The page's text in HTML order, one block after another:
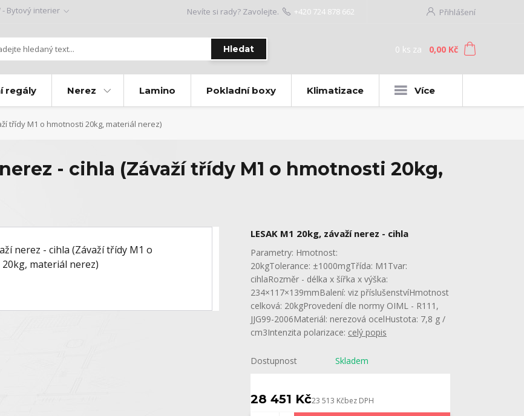
- Bytový interier Přihlášení
Hledat
Nevíte si rady? Zavolejte. +420 724 878 662
0 ks za 0,00 Kč
regály Nerez Lamino Pokladní boxy Klimatizace Více
třídy M1 o hmotnosti 20kg, materiál nerez)
nerez - cihla (Závaží třídy M1 o hmotnosti 20kg,
LESAK M1 20kg, závaží nerez - cihla
Parametry: Hmotnost:
20kgTolerance: ±1000mgTřída: M1Tvar:
cihlaRozměr - délka x šířka x výška:
234×117×139mmBalení: viz příslušenstvíHmotnost
celková: 20kgProvedení dle normy OIML - R111,
JJG99-2006Materiál: nerezová ocelHustota: 7,8 g /
cm3Intenzita polarizace: celý popis
Dostupnost Skladem
28 451 Kč23 513 Kčbez DPH